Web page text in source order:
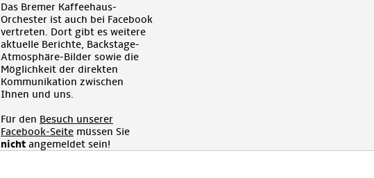
Das Bremer Kaffeehaus-
Orchester ist auch bei Facebook
vertreten. Dort gibt es weitere
aktuelle Berichte, Backstage-
Atmosphäre-Bilder sowie die
Möglichkeit der direkten
Kommunikation zwischen
Ihnen und uns.
Für den Besuch unserer
Facebook-Seite müssen Sie
nicht angemeldet sein!